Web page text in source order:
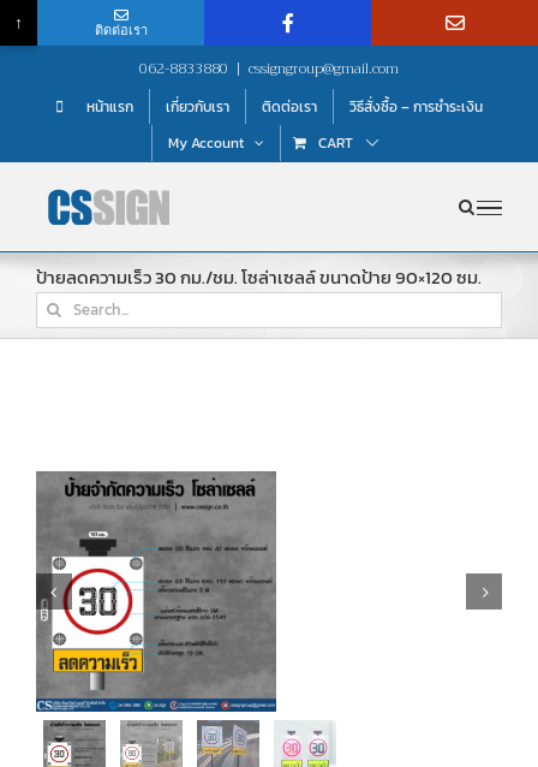
content
062-8833880 | cssigngroup@gmail.com
หน้าแรก เกี่ยวกับเรา ติดต่อเรา
วิธีสั่งซื้อ – การชำระเงิน
My Account
CART
ป้ายลดความเร็ว 30 กม./ชม. โซล่าเซลล์ ขนาดป้าย 90×120 ซม.
Search
for:
 
↑ ติดต่อเรา